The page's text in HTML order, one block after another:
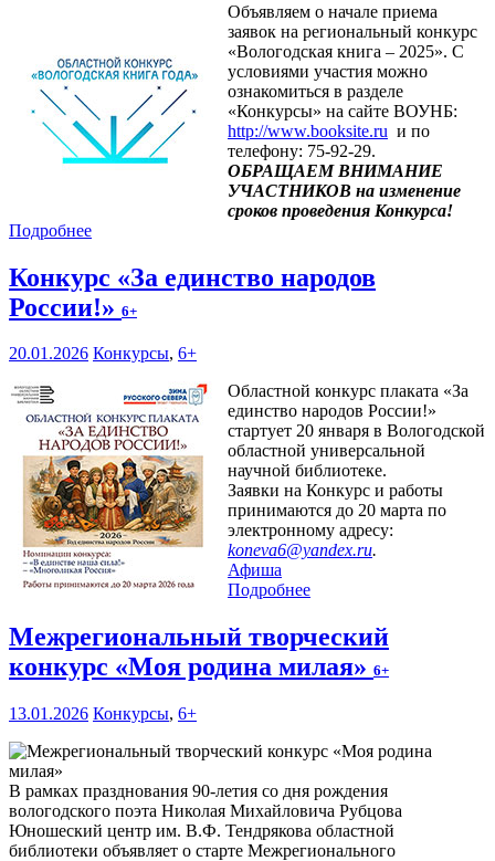
Объявляем о начале приема
заявок на региональный конкурс
«Вологодская книга – 2025». С
условиями участия можно
ознакомиться в разделе
«Конкурсы» на сайте ВОУНБ:
http://www.booksite.ru и по
телефону: 75-92-29.
ОБРАЩАЕМ ВНИМАНИЕ
УЧАСТНИКОВ на изменение
сроков проведения Конкурса!
Подробнее
Конкурс «За единство народов
России!» 6+
20.01.2026 Конкурсы, 6+
Областной конкурс плаката «За
единство народов России!»
стартует 20 января в Вологодской
областной универсальной
научной библиотеке.
Заявки на Конкурс и работы
принимаются до 20 марта по
электронному адресу:
koneva6@yandex.ru.
Афиша
Подробнее
Межрегиональный творческий
конкурс «Моя родина милая» 6+
13.01.2026 Конкурсы, 6+
В рамках празднования 90-летия со дня рождения
вологодского поэта Николая Михайловича Рубцова
Юношеский центр им. В.Ф. Тендрякова областной
библиотеки объявляет о старте Межрегионального